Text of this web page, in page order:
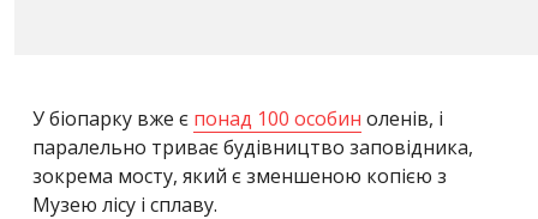
У біопарку вже є понад 100 особин оленів, і
паралельно триває будівництво заповідника,
зокрема мосту, який є зменшеною копією з
Музею лісу і сплаву.